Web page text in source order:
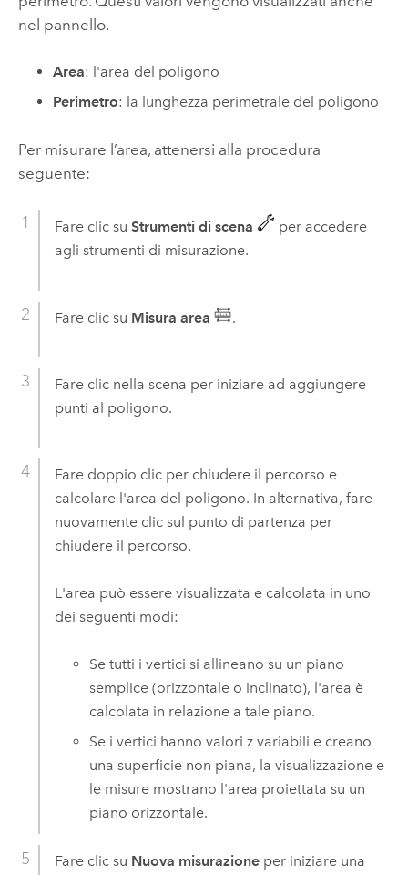
nel pannello.
Area: l'area del poligono
Perimetro: la lunghezza perimetrale del poligono
Per misurare l’area, attenersi alla procedura
seguente:
Fare clic su Strumenti di scena
per accedere
agli strumenti di misurazione.
Fare clic su Misura area .
Fare clic nella scena per iniziare ad aggiungere
punti al poligono.
Fare doppio clic per chiudere il percorso e
calcolare l'area del poligono. In alternativa, fare
nuovamente clic sul punto di partenza per
chiudere il percorso.
L'area può essere visualizzata e calcolata in uno
dei seguenti modi:
Se tutti i vertici si allineano su un piano
semplice (orizzontale o inclinato), l'area è
calcolata in relazione a tale piano.
Se i vertici hanno valori z variabili e creano
una superficie non piana, la visualizzazione e
le misure mostrano l'area proiettata su un
piano orizzontale.
Fare clic su Nuova misurazioneper iniziare una